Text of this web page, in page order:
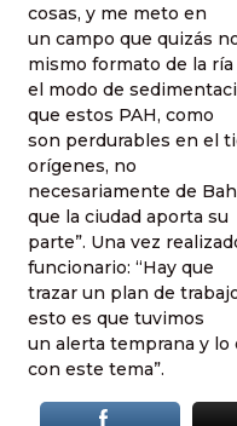
cosas, y me meto en
un campo que quizás
mismo formato de la ría
el modo de
que estos PAH, como
son perdurables en el
orígenes, no
necesariamente de
que la ciudad aporta su
parte”. Una vez
funcionario: “Hay que
trazar un plan de
esto es que tuvimos
un alerta temprana y lo
con este tema”.